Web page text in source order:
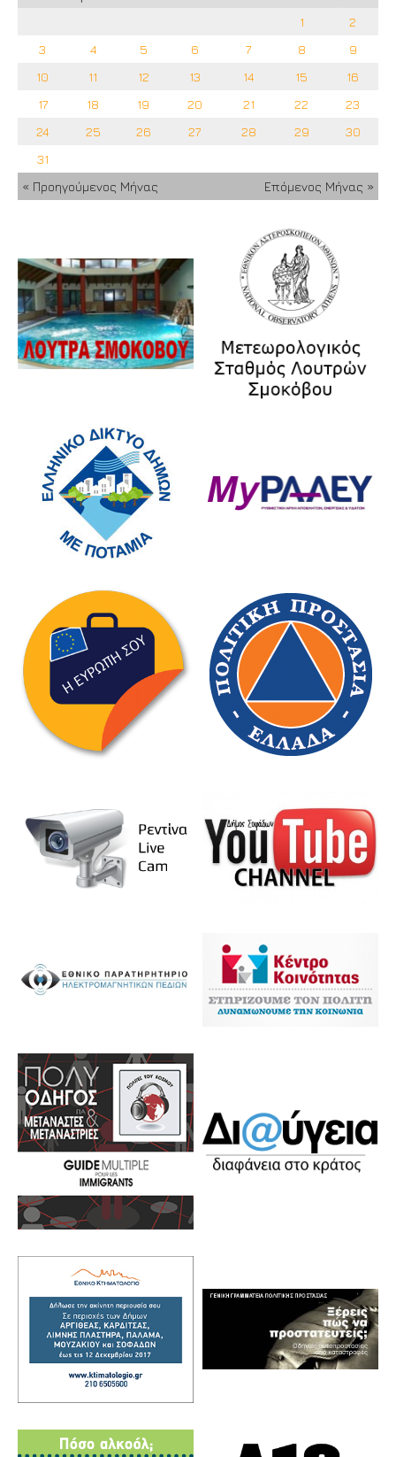
1
2
3
4 5 6 7 8
9
10
11 12 13 14 15
16
17
18 19 20 21 22
23
24
25 26 27 28 29
30
31
« Προηγούμενος Μήνας
Επόμενος Μήνας »